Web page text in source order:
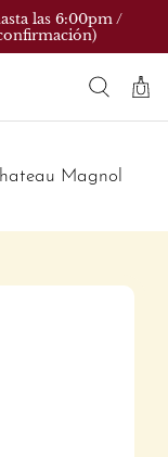
las 6:00pm /
Magnol